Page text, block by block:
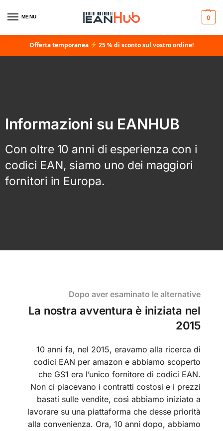
MENU 0
Offerta temporanea 25 % di sconto sul vostro ordine!
Informazioni su EANHUB
Con oltre 10 anni di esperienza con i
codici EAN, siamo uno dei maggiori
fornitori in Europa.
Dopo aver esaminato le alternative
La nostra avventura è iniziata nel
2015
10 anni fa, nel 2015, eravamo alla ricerca di
codici EAN per amazon e abbiamo scoperto
che GS1 era l’unico fornitore di codici EAN.
Non ci piacevano i contratti costosi e i prezzi
basati sulle vendite, così abbiamo iniziato a
lavorare su una piattaforma che desse priorità
alla convenienza. Ora, 10 anni dopo, abbiamo